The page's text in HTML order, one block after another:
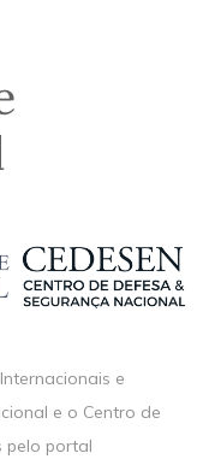
e
e o Centro de
pelo portal